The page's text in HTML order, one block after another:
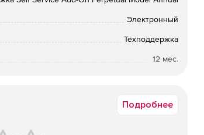
данных, позволяющая завоевать доверие
Электронный
Техподдержка
12 мес.
Подробнее